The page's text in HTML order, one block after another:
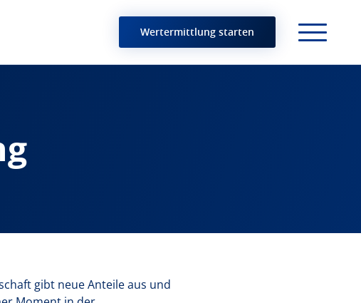
Wertermittlung starten
gibt neue Anteile aus und